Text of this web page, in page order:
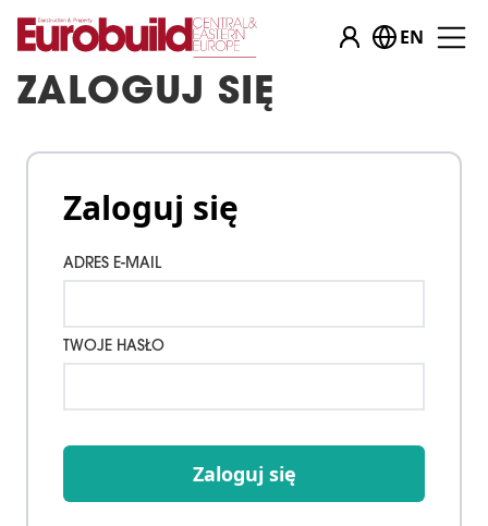
EN
ZALOGUJ SIĘ
Zaloguj się
ADRES E-MAIL
TWOJE HASŁO
Zaloguj się